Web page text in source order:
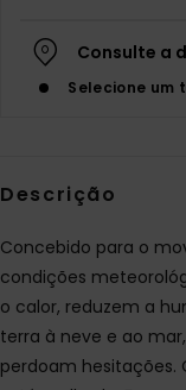
Consulte a
Selecione um
Descrição
Concebido para o
condições
o calor, reduzem a
terra à neve e ao
perdoam hesitações.